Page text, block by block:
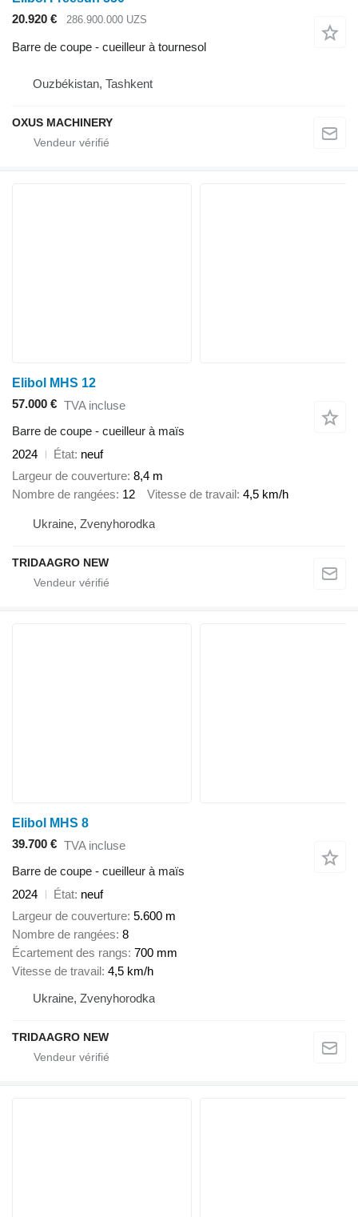
20.920 €
286.900.000 UZS
Barre de coupe - cueilleur à tournesol
Ouzbékistan, Tashkent
OXUS MACHINERY
Elibol MHS 12
57.000 € TVA incluse
Barre de coupe - cueilleur à maïs
2024
État neuf
Largeur de couverture 8,4 m
Nombre de rangées 12 Vitesse de travail 4,5 km/h
Ukraine, Zvenyhorodka
TRIDAAGRO NEW
Elibol MHS 8
39.700 € TVA incluse
Barre de coupe - cueilleur à maïs
2024
État neuf
Largeur de couverture 5.600 m
Nombre de rangées 8
Écartement des rangs 700 mm
Vitesse de travail 4,5 km/h
Ukraine, Zvenyhorodka
TRIDAAGRO NEW